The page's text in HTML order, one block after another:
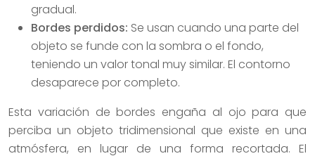
gradual.
Bordes perdidos: Se usan cuando una parte del
objeto se funde con la sombra o el fondo,
teniendo un valor tonal muy similar. El contorno
desaparece por completo.
Esta variación de bordes engaña al ojo para que
perciba un objeto tridimensional que existe en una
atmósfera, en lugar de una forma recortada. El